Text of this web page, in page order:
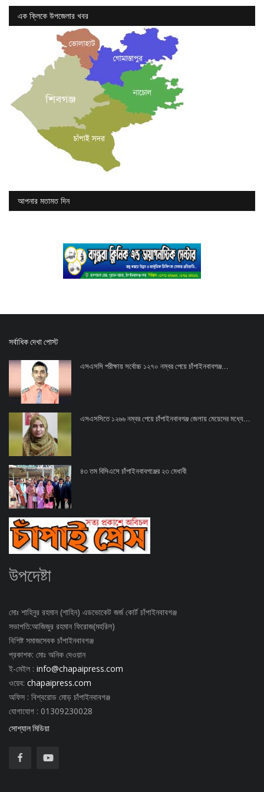
এক ক্লিকে উপজেলার খবর
আপনার মতামত দিন
সর্বাধিক দেখা পোস্ট
এসএসসি পরীক্ষায় সর্বোচ্চ ১২৭০ নম্বর পেয়ে চাঁপাইনবাবগঞ্জ...
এসএসসিতে ১২৬৬ নম্বর পেয়ে চাঁপাইনবাবগঞ্জ জেলায় মেয়েদের মধ্যে...
৪৩ তম বিসিএসে চাঁপাইনবাবগঞ্জের ২৩ মেধাবী
উপদেষ্টা
মোঃ শাহিনুর রহমান (শাহিন) এডভোকেট জর্জ কোর্ট চাঁপাইনবাবগঞ্জ
সভাপতি:আজিজুর রহমান ফিরোজ(মহরিল)
বিশিষ্ট সমাজসেবক চাঁপাইনবাবগঞ্জ
প্রকাশক: মোঃ অনিক দেওয়ান
ই-মেইল : info@chapaipress.com
ওয়েব: chapaipress.com
অফিস : বিশ্বরোড মোড় চাঁপাইনবাবগঞ্জ
যোগাযোগ : 01309230028
সোশ্যাল মিডিয়া